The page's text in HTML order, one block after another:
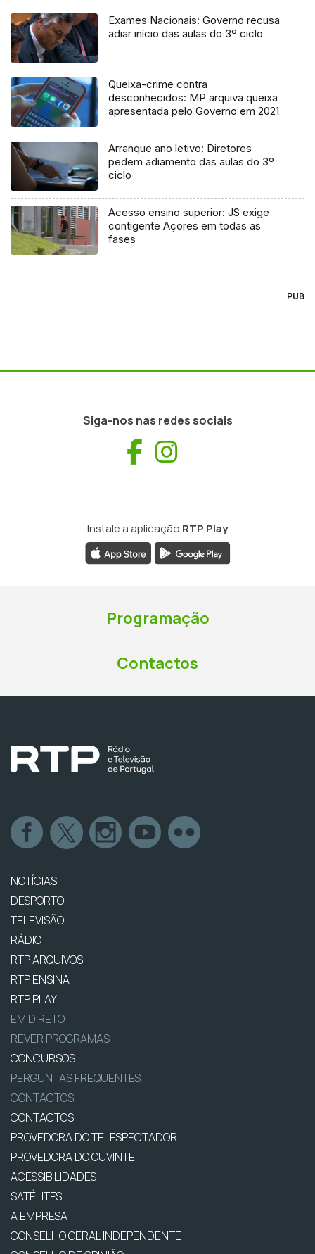
Exames Nacionais: Governo recusa
adiar início das aulas do 3º ciclo
Queixa-crime contra
desconhecidos: MP arquiva queixa
apresentada pelo Governo em 2021
Arranque ano letivo: Diretores
pedem adiamento das aulas do 3º
ciclo
Acesso ensino superior: JS exige
contigente Açores em todas as
fases
PUB
Siga-nos nas redes sociais
Facebook
Instale a aplicação RTP Play
Programação
Contactos
NOTÍCIAS
DESPORTO
TELEVISÃO
RÁDIO
RTP ARQUIVOS
RTP ENSINA
RTP PLAY
EM DIRETO
REVER PROGRAMAS
CONCURSOS
PERGUNTAS FREQUENTES
CONTACTOS
CONTACTOS
PROVEDORA DO TELESPECTADOR
PROVEDORA DO OUVINTE
ACESSIBILIDADES
SATÉLITES
A EMPRESA
CONSELHO GERAL INDEPENDENTE